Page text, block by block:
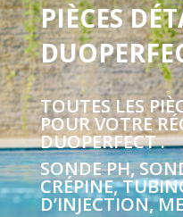
PIÈCES
TOUTES LES
POUR VOTRE
DUOPERFECT .
SONDE PH,
CRÉPINE,
D’INJECTION,